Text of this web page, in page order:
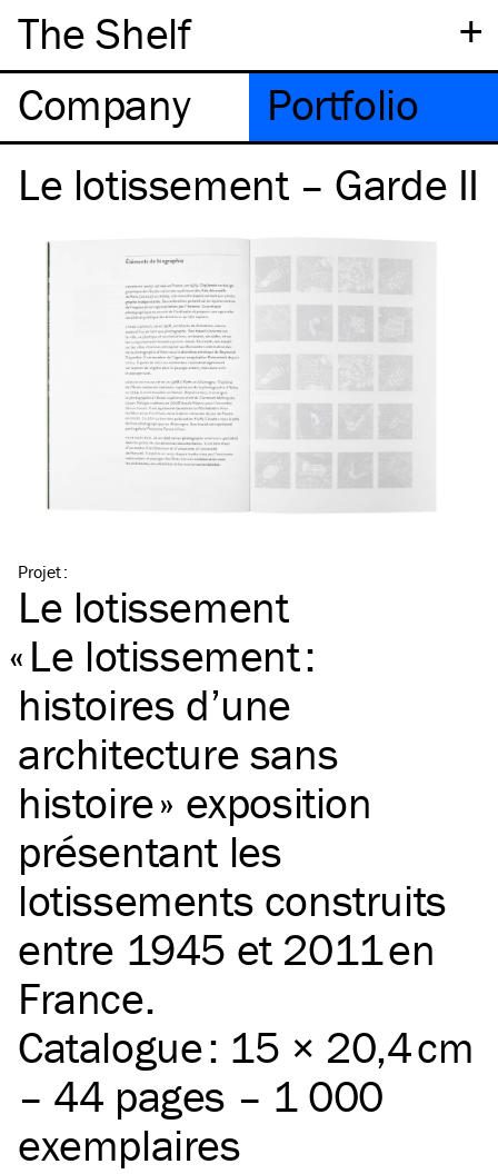
+
The Shelf
Company
Portfolio
Le lotissement – Garde II
Projet:
Le lotissement
«Le lotissement :
histoires d’une
architecture sans
histoire » exposition
présentant les
lotissements construits
entre 1945 et 2011 en
France.
Catalogue : 15 × 20,4 cm
– 44 pages – 1 000
exemplaires